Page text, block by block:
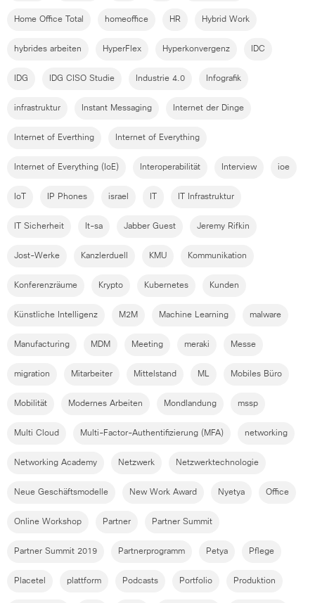
Home Office Total homeoffice HR Hybrid Work
hybrides arbeiten HyperFlex Hyperkonvergenz IDC
IDG IDG CISO Studie Industrie 4.0 Infografik
infrastruktur Instant Messaging Internet der Dinge
Internet of Everthing Internet of Everything
Internet of Everything (IoE) Interoperabilität Interview ioe
IoT IP Phones israel IT Infrastruktur
IT Sicherheit It-sa Jabber Guest Jeremy Rifkin
Jost-Werke Kanzlerduell KMU Kommunikation
Konferenzräume Krypto Kubernetes Kunden
Künstliche Intelligenz M2M Machine Learning malware
Manufacturing MDM Meeting meraki Messe
migration Mitarbeiter Mittelstand ML Mobiles Büro
Mobilität Modernes Arbeiten Mondlandung mssp
Multi Cloud Multi-Factor-Authentifizierung (MFA) networking
Networking Academy Netzwerk Netzwerktechnologie
Neue Geschäftsmodelle New Work Award Nyetya Office
Online Workshop Partner Partner Summit
Partner Summit 2019 Partnerprogramm Petya Pflege
Placetel plattform Podcasts Portfolio Produktion